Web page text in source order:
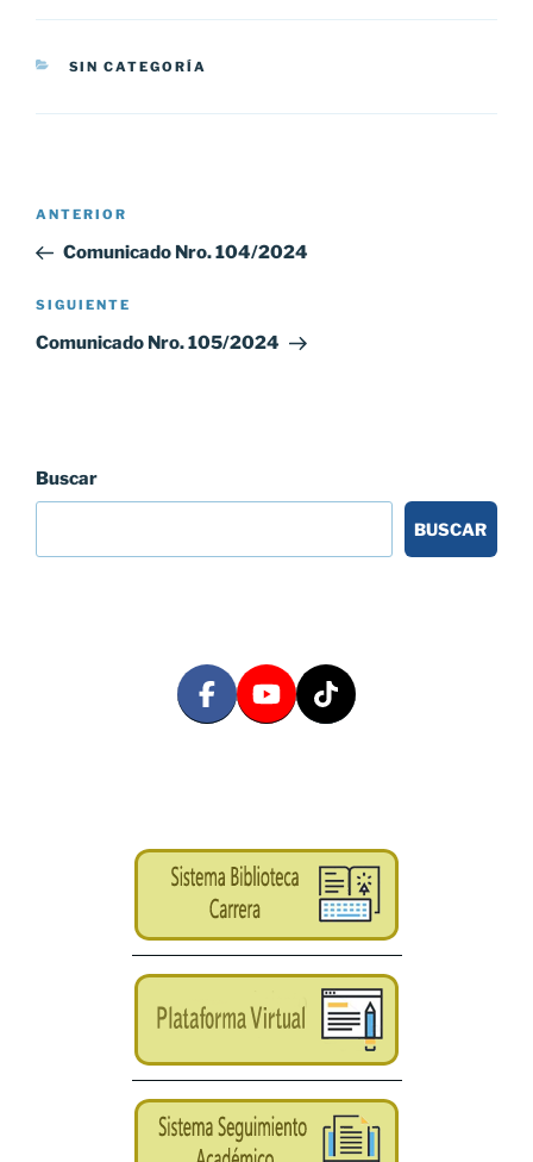
CATEGORÍAS
SIN CATEGORÍA
Navegación
entradas
Entrada
anterior:
ANTERIOR
Comunicado Nro. 104/2024
Siguiente
entrada
SIGUIENTE
Comunicado Nro. 105/2024
Buscar
BUSCAR